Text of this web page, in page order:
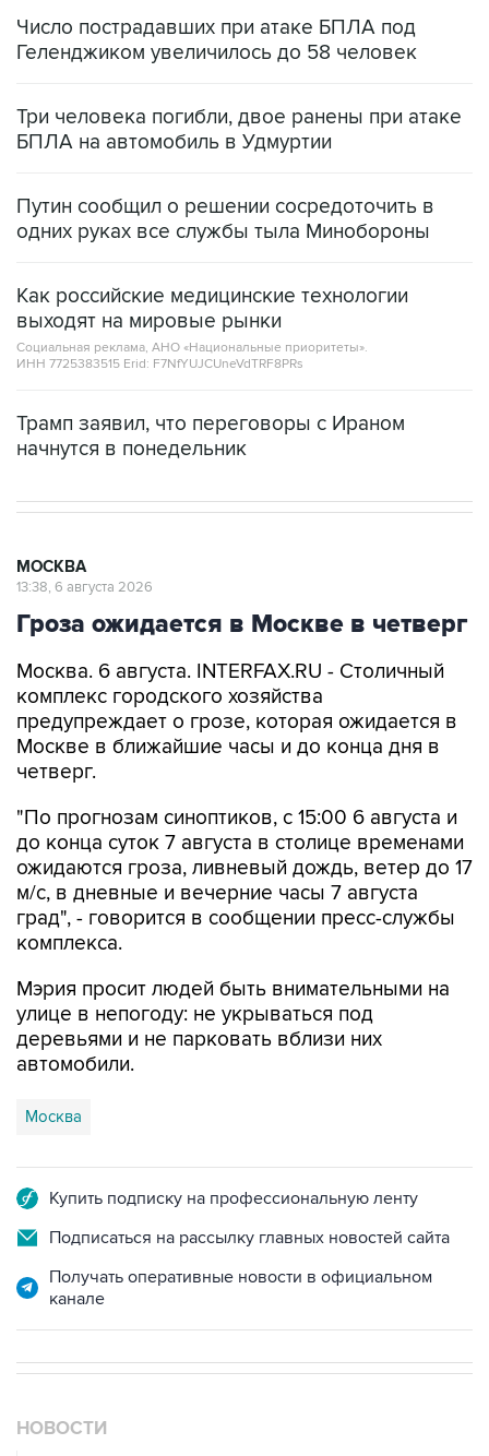
Число пострадавших при атаке БПЛА под
Геленджиком увеличилось до 58 человек
Три человека погибли, двое ранены при атаке
БПЛА на автомобиль в Удмуртии
Путин сообщил о решении сосредоточить в
одних руках все службы тыла Минобороны
Как российские медицинские технологии
выходят на мировые рынки
Социальная реклама, АНО «Национальные приоритеты».
ИНН 7725383515 Erid: F7NfYUJCUneVdTRF8PRs
Трамп заявил, что переговоры с Ираном
начнутся в понедельник
МОСКВА
13:38, 6 августа 2026
Гроза ожидается в Москве в четверг
Москва. 6 августа. INTERFAX.RU - Столичный
комплекс городского хозяйства
предупреждает о грозе, которая ожидается в
Москве в ближайшие часы и до конца дня в
четверг.
"По прогнозам синоптиков, с 15:00 6 августа и
до конца суток 7 августа в столице временами
ожидаются гроза, ливневый дождь, ветер до 17
м/с, в дневные и вечерние часы 7 августа
град", - говорится в сообщении пресс-службы
комплекса.
Мэрия просит людей быть внимательными на
улице в непогоду: не укрываться под
деревьями и не парковать вблизи них
автомобили.
Москва
Купить подписку на профессиональную ленту
Подписаться на рассылку главных новостей сайта
Получать оперативные новости в официальном
канале
НОВОСТИ